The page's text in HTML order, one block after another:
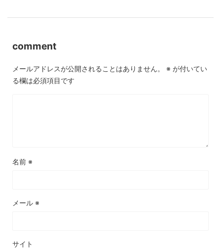
comment
メールアドレスが公開されることはありません。 ※ が付いてい
る欄は必須項目です
名前 ※
メール ※
サイト